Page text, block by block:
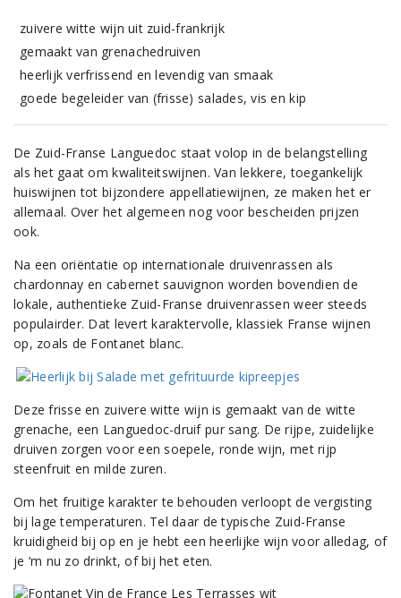
zuivere witte wijn uit zuid-frankrijk
gemaakt van grenachedruiven
heerlijk verfrissend en levendig van smaak
goede begeleider van (frisse) salades, vis en kip
De Zuid-Franse Languedoc staat volop in de belangstelling
als het gaat om kwaliteitswijnen. Van lekkere, toegankelijk
huiswijnen tot bijzondere appellatiewijnen, ze maken het er
allemaal. Over het algemeen nog voor bescheiden prijzen
ook.
Na een oriëntatie op internationale druivenrassen als
chardonnay en cabernet sauvignon worden bovendien de
lokale, authentieke Zuid-Franse druivenrassen weer steeds
populairder. Dat levert karaktervolle, klassiek Franse wijnen
op, zoals de Fontanet blanc.
Deze frisse en zuivere witte wijn is gemaakt van de witte
grenache, een Languedoc-druif pur sang. De rijpe, zuidelijke
druiven zorgen voor een soepele, ronde wijn, met rijp
steenfruit en milde zuren.
Om het fruitige karakter te behouden verloopt de vergisting
bij lage temperaturen. Tel daar de typische Zuid-Franse
kruidigheid bij op en je hebt een heerlijke wijn voor alledag, of
je ‘m nu zo drinkt, of bij het eten.